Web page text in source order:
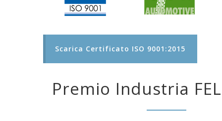
Scarica Certificato ISO 9001:2015
Premio Industria